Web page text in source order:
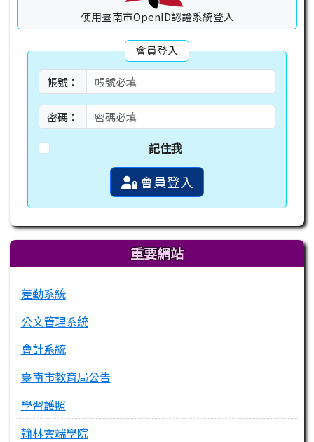
使用臺南市OpenID認證系統登入
會員登入
帳號：
密碼：
記住我
會員登入
重要網站
差勤系統
公文管理系統
會計系統
臺南市教育局公告
學習護照
翰林雲端學院